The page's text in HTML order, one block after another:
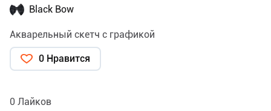
Black Bow
Акварельный скетч с графикой
0 Нравится
0 Лайков